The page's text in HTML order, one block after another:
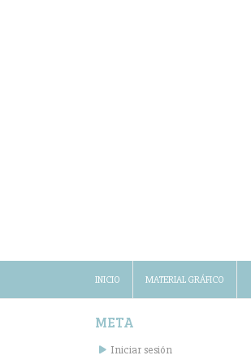
INICIO MATERIAL GRÁFICO
META
Iniciar sesión